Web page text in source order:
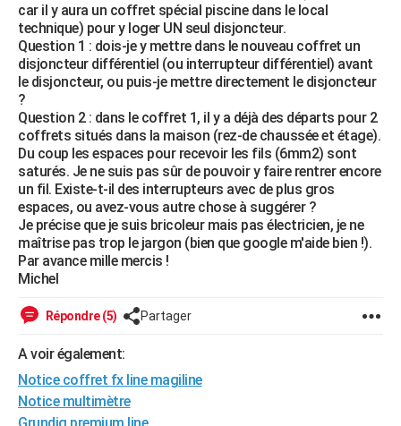
Forum
Aménagement intérieur
Extérieur
Cuisine
Salle de bains
Jardinage
Rangement
WEEK-END
Guides de France
Escapades
Patrimoine
Expositions
Musées
Week-end nature
LIFESTYLE
Art de vivre
Bien-être
Loisirs
ModeModes de vie
SANTE
Alimentation
Guide de la santé
Maladies
Médicaments
Sommeil
VOYAGE
Destinations
City break
Voyage nature
Voyage de noces
Forum
Climat
+PHOTO
GUIDES D'ACHAT
BONS PLANS
CARTE DE VOEUX
Carte de Noël
Carte Bonne année
Carte Saint-Valentin
Carte Pâques
Carte d'anniversaire
DICTIONNAIRE
Dictionnaire
Biographies
Citations
Expressions
Proverbes
PROGRAMME TV
COPAINS D'AVANT
S'inscrire
Se connecter
Lycées
Collèges
Primaires
Universités
Entreprises
Service militaire
Avis de recherche
car il y aura un coffret spécial piscine dans le local
technique) pour y loger UN seul disjoncteur.
Question 1 : dois-je y mettre dans le nouveau coffret un
disjoncteur différentiel (ou interrupteur différentiel) avant
le disjoncteur, ou puis-je mettre directement le disjoncteur
?
Question 2 : dans le coffret 1, il y a déjà des départs pour 2
coffrets situés dans la maison (rez-de chaussée et étage).
Du coup les espaces pour recevoir les fils (6mm2) sont
saturés. Je ne suis pas sûr de pouvoir y faire rentrer encore
un fil. Existe-t-il des interrupteurs avec de plus gros
espaces, ou avez-vous autre chose à suggérer ?
Je précise que je suis bricoleur mais pas électricien, je ne
maîtrise pas trop le jargon (bien que google m'aide bien !).
Par avance mille mercis !
Michel
Répondre (5) Partager
A voir également:
Notice coffret fx line magiline
Notice multimètre